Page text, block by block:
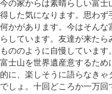
今の家からは素晴らしい富
得した気になります。思わ
何かがあります。今はそん
らしています。友達が来た
もののように自慢しています。
富士山を世界遺産意するた
的に、楽しそうに語らなき
でしょ。十回どころか一万